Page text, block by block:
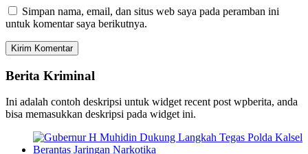
Simpan nama, email, dan situs web saya pada peramban ini
untuk komentar saya berikutnya.
Berita Kriminal
Ini adalah contoh deskripsi untuk widget recent post wpberita, anda
bisa memasukkan deskripsi pada widget ini.